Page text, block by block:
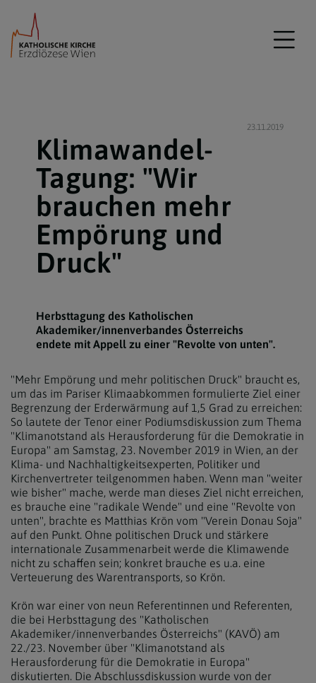
23.11.2019
Klimawandel-
Tagung: "Wir
brauchen mehr
Empörung und
Druck"
Herbsttagung des Katholischen
Akademiker/innenverbandes Österreichs
endete mit Appell zu einer "Revolte von unten".
"Mehr Empörung und mehr politischen Druck" braucht es,
um das im Pariser Klimaabkommen formulierte Ziel einer
Begrenzung der Erderwärmung auf 1,5 Grad zu erreichen:
So lautete der Tenor einer Podiumsdiskussion zum Thema
"Klimanotstand als Herausforderung für die Demokratie in
Europa" am Samstag, 23. November 2019 in Wien, an der
Klima- und Nachhaltigkeitsexperten, Politiker und
Kirchenvertreter teilgenommen haben. Wenn man "weiter
wie bisher" mache, werde man dieses Ziel nicht erreichen,
es brauche eine "radikale Wende" und eine "Revolte von
unten", brachte es Matthias Krön vom "Verein Donau Soja"
auf den Punkt. Ohne politischen Druck und stärkere
internationale Zusammenarbeit werde die Klimawende
nicht zu schaffen sein; konkret brauche es u.a. eine
Verteuerung des Warentransports, so Krön.
Krön war einer von neun Referentinnen und Referenten,
die bei Herbsttagung des "Katholischen
Akademiker/innenverbandes Österreichs" (KAVÖ) am
22./23. November über "Klimanotstand als
Herausforderung für die Demokratie in Europa"
diskutierten. Die Abschlussdiskussion wurde von der